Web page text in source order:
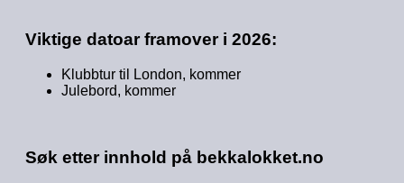
Viktige datoar framover i 2026:
Klubbtur til London, kommer
Julebord, kommer
Søk etter innhold på bekkalokket.no